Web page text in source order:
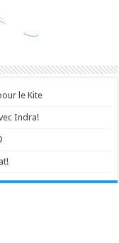
le Kite
Indra!